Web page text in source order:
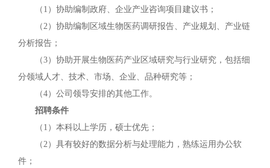
（1）协助编制政府、企业产业咨询项目建议书；
（2）协助编制区域生物医药调研报告、产业规划、产业链
分析报告；
（3）协助开展生物医药产业区域研究与行业研究，包括细
分领域人才、技术、市场、企业、品种研究等；
（4）公司领导安排的其他工作。
招聘条件
（1）本科以上学历，硕士优先；
（2）具有较好的数据分析与处理能力，熟练运用办公软
件；